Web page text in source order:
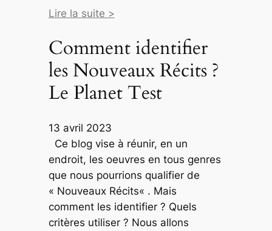
Lire la suite >
Comment identifier
les Nouveaux Récits ?
Le Planet Test
13 avril 2023
Ce blog vise à réunir, en un
endroit, les oeuvres en tous genres
que nous pourrions qualifier de
« Nouveaux Récits« . Mais
comment les identifier ? Quels
critères utiliser ? Nous allons